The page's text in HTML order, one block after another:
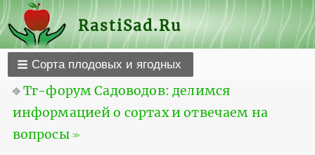
RastiSad.Ru
Сорта плодовых и ягодных
⎆Тг-форум Садоводов: делимся
информацией о сортах и отвечаем на
вопросы ≫